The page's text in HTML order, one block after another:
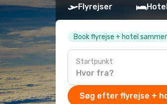
Flyrejser
Book flyrejse + hotel
Startpunkt
Søg efter flyrejse +